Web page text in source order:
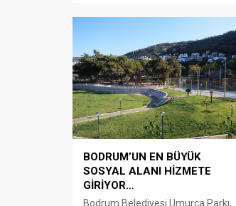
kampanyadaki söylemleri, gerekse
de seçim sonrasında ortaya
koyduğu performans ile doğrusu
hepimizi şaşırtıyor...
BODRUM’UN EN BÜYÜK
SOSYAL ALANI HİZMETE
GİRİYOR…
Bodrum Belediyesi Umurça Parkı,